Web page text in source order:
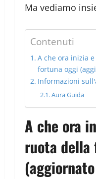
Ma vediamo
Contenuti
A che ora inizia
fortuna oggi
Informazioni
Aura Guida
A che ora
ruota della